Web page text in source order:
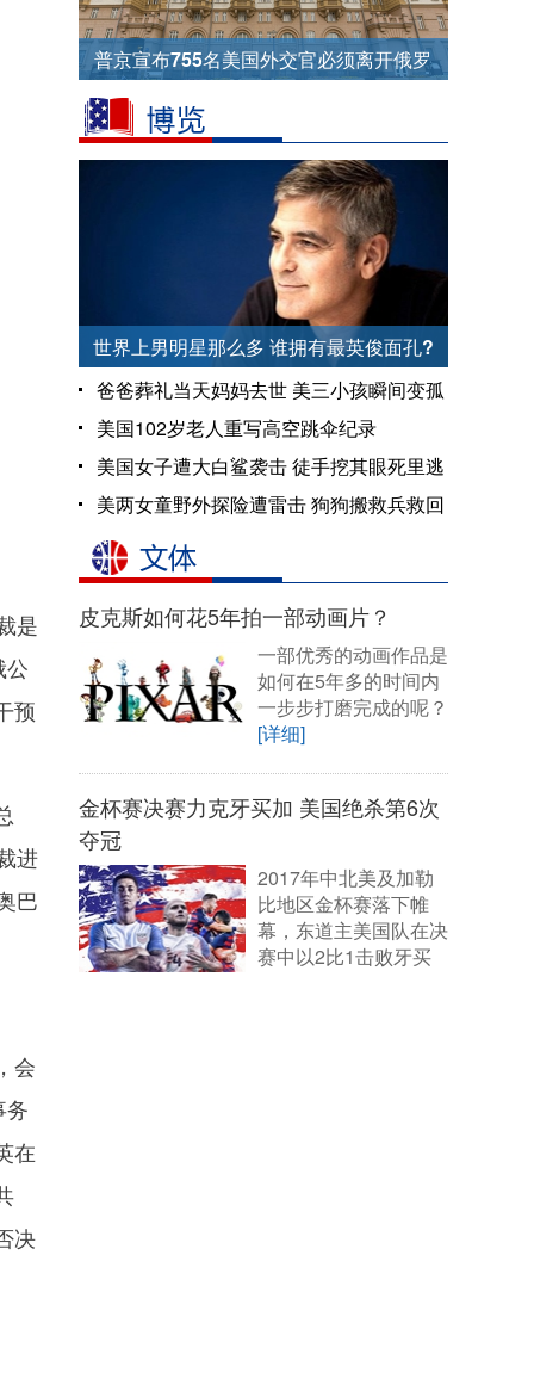
是
公
预
进
巴
会
务
在
决
普京宣布755名美国外交官必须离开俄罗
世界上男明星那么多 谁拥有最英俊面孔?
爸爸葬礼当天妈妈去世 美三小孩瞬间变孤
儿
美国102岁老人重写高空跳伞纪录
美国女子遭大白鲨袭击 徒手挖其眼死里逃
生
美两女童野外探险遭雷击 狗狗搬救兵救回
皮克斯如何花5年拍一部动画片？
一部优秀的动画作品是
如何在5年多的时间内
一步步打磨完成的呢？
[详细]
金杯赛决赛力克牙买加 美国绝杀第6次
夺冠
2017年中北美及加勒
比地区金杯赛落下帷
幕，东道主美国队在决
赛中以2比1击败牙买